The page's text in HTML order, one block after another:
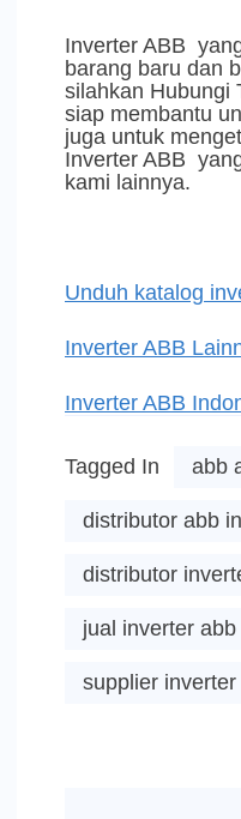
Inverter ABB
barang baru dan
silahkan Hubungi
siap membantu
juga untuk
Inverter ABB
kami lainnya.
Unduh katalog
Inverter ABB
Inverter ABB
Tagged In abb
distributor abb
distributor
jual inverter abb
supplier inverter